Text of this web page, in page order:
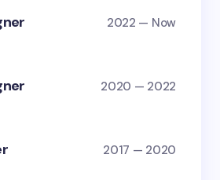
2022 — Now
2020 — 2022
2017 — 2020